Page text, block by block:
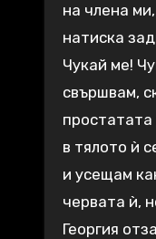
на члена
натиска
Чукай ме!
свършвам,
простатата
в тялото ѝ
и усещам
червата ѝ,
Георгия